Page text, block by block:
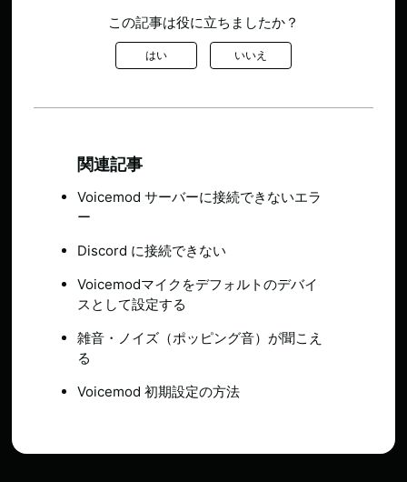
この記事は役に立ちましたか？
はい いいえ
関連記事
Voicemod サーバーに接続できないエラ
ー
Discord に接続できない
Voicemodマイクをデフォルトのデバイ
スとして設定する
雑音・ノイズ（ポッピング音）が聞こえ
る
Voicemod 初期設定の方法